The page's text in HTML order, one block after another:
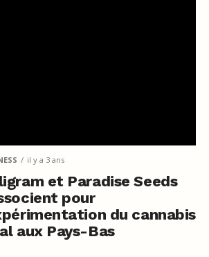
il y a 3 ans
et Paradise Seeds
pour
du cannabis
aux Pays-Bas